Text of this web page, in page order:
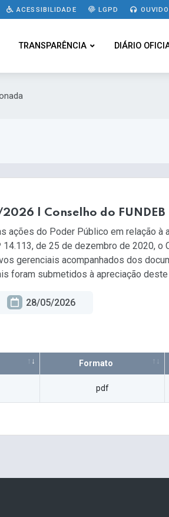
ACESSIBILIDADE LGPD
TRANSPARÊNCIA DIÁRIO
| Conselho do FUNDEB
ações do Poder Público em relação
de 25 de dezembro de 2020, o
gerenciais acompanhados dos
foram submetidos à apreciação
28/05/2026
Formato
pdf